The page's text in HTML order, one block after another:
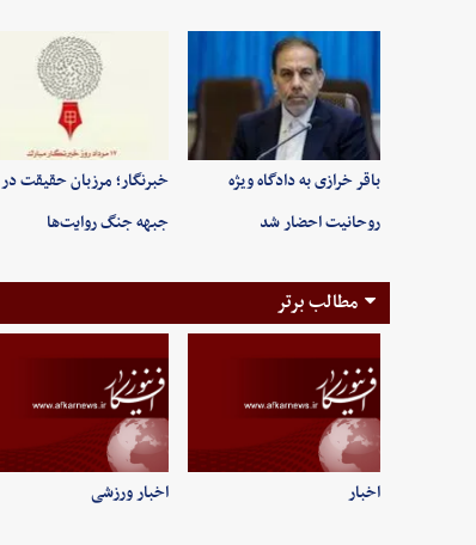
باقر خرازی به دادگاه ویژه
روحانیت احضار شد
خبرنگار؛ مرزبان حقیقت در
جبهه جنگ روایت‌ها
مطالب برتر
اخبار اخبار ورزشی